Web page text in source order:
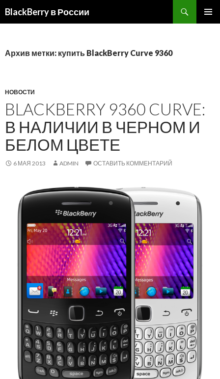
BlackBerry в России
Архив метки: купить BlackBerry Curve 9360
НОВОСТИ
BLACKBERRY 9360 CURVE:
В НАЛИЧИИ В ЧЕРНОМ И
БЕЛОМ ЦВЕТЕ
6 МАЯ 2013 ADMIN ОСТАВИТЬ КОММЕНТАРИЙ